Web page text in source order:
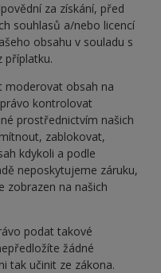
za získání, před
souhlasů a/nebo licencí
obsahu v souladu s
příplatku.
moderovat obsah na
kontrolovat
prostřednictvím našich
zablokovat,
kdykoli a podle
neposkytujeme záruku,
zobrazen na našich
podat takové
žádné
tak učinit ze zákona.